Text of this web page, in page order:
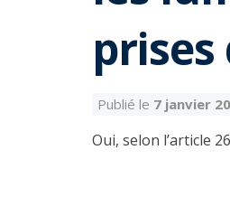
Publié le 7 janvier
Oui, selon l’article